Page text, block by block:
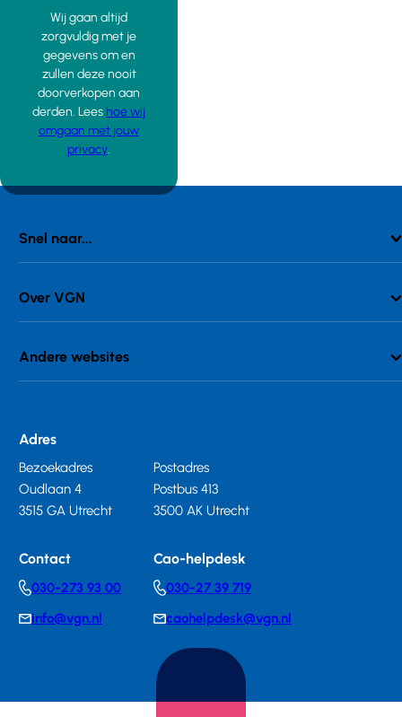
Wij gaan altijd
zorgvuldig met je
gegevens om en
zullen deze nooit
doorverkopen aan
derden. Lees hoe wij
omgaan met jouw
privacy.
Snel naar...
Over VGN
Andere websites
Adres
Bezoekadres
Oudlaan 4
3515 GA Utrecht
Postadres
Postbus 413
3500 AK Utrecht
Contact
Telephonenumber
030-273 93 00
E-info@vgn.nl
Cao-helpdesk
Telephonenumber
030-27 39 719
E-caohelpdesk@vgn.nl